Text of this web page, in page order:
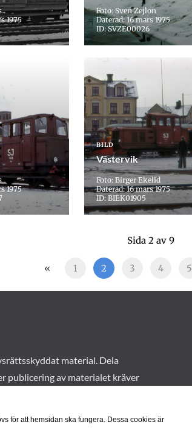
1975
Foto: Sven Zejlon
Daterad: 16 mars 1975
ID: SVZE00026
1975
BILD
Västervik
Foto: Birger Ekelid
Daterad: 16 mars 1975
ID: BIEK01905
Sida 2 av 9
« 1 2 3 4 5
material. Dela
publicering av materialet kräver
för att hemsidan ska fungera. Dessa cookies är